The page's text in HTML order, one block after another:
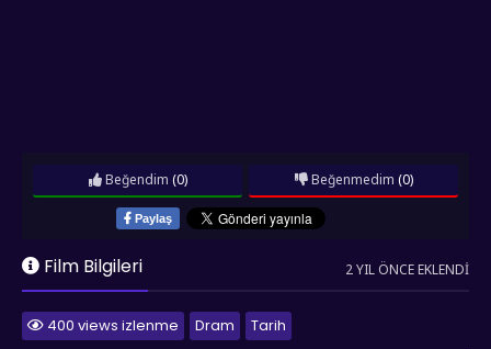
Paylaş
Beğendim (0) Beğenmedim (0)
Film Bilgileri 2 YIL ÖNCE EKLENDI
400 views izlenme Dram
Tarih